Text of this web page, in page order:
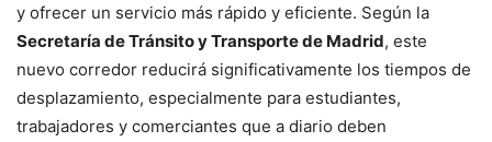
y ofrecer un servicio más rápido y eficiente. Según la
Secretaría de Tránsito y Transporte de Madrid, este
nuevo corredor reducirá significativamente los tiempos de
desplazamiento, especialmente para estudiantes,
trabajadores y comerciantes que a diario deben